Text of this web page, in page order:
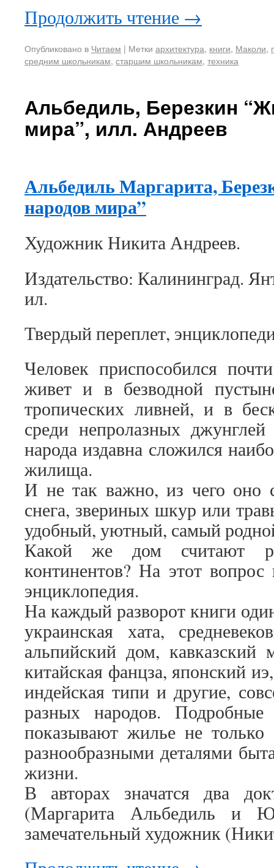
Продолжить чтение →
Опубликовано в Читаем | Метки архитектура, книги, Маколи,
средним школьникам, старшим школьникам, техника
Альбедиль, Березкин
мира”, илл. Андреев
Альбедиль Маргарита,
народов мира”
Художник Никита Андреев.
Издательство: Калининград.
ил.
Твердый переплет,
Человек приспособился
живет и в безводной
тропических ливней, и в
среди непролазных
народа издавна сложился
жилища.
И не так важно, из чего оно
снега, звериных шкур или
удобный, уютный, самый
Какой же дом считают
континентов? На этот вопрос
энциклопедия.
На каждый разворот книги
украинская хата,
альпийский дом, кавказский
китайская фанцза, японский
индейская типи и другие,
разных народов. Подробные
показывают жилье не
разнообразными деталями
жизни.
В авторах значатся два
(Маргарита Альбедиль и
замечательный художник